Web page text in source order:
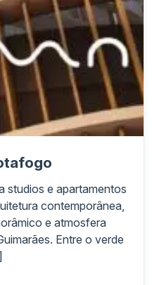
studios e apartamentos
contemporânea,
e atmosfera
Entre o verde